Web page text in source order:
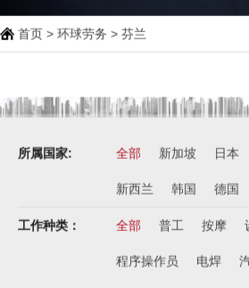
首页 > 环球劳务 > 芬兰
所属国家: 全部 新加坡 日本
新西兰 韩国 德国
工作种类： 全部 普工 按摩
程序操作员 电焊